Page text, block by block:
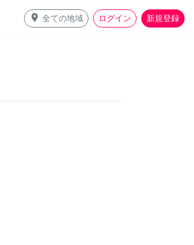
place 全ての地域 ログイン 新規登録